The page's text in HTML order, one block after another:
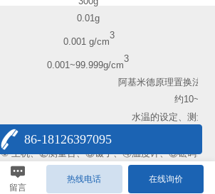
0.01g
0.001 g/cm
3
0.001~99.999g/cm
3
阿基米德原理置换法与
约10~60
水温的设定、测量
①主机、②测量台、③镊子、④温度计、⑤砝码、
86-18126397095
留言
热线电话 在线询价